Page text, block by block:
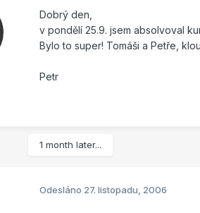
Dobrý den,
v pondělí 25.9. jsem absolvoval
Bylo to super! Tomáši a Petře,
Petr
1 month later...
Odesláno 27. listopadu, 2006